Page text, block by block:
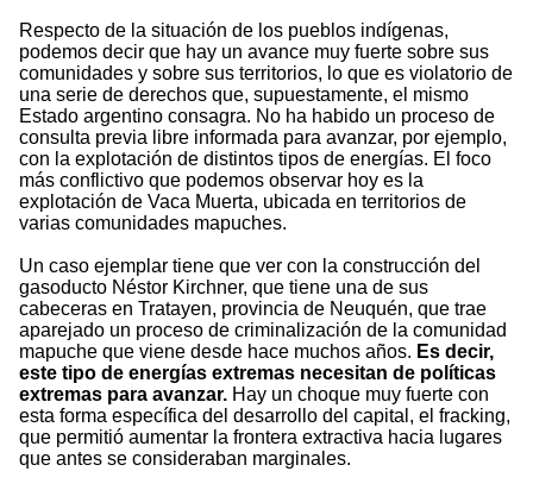
Respecto de la situación de los pueblos indígenas,
podemos decir que hay un avance muy fuerte sobre sus
comunidades y sobre sus territorios, lo que es violatorio de
una serie de derechos que, supuestamente, el mismo
Estado argentino consagra. No ha habido un proceso de
consulta previa libre informada para avanzar, por ejemplo,
con la explotación de distintos tipos de energías. El foco
más conflictivo que podemos observar hoy es la
explotación de Vaca Muerta, ubicada en territorios de
varias comunidades mapuches.
Un caso ejemplar tiene que ver con la construcción del
gasoducto Néstor Kirchner, que tiene una de sus
cabeceras en Tratayen, provincia de Neuquén, que trae
aparejado un proceso de criminalización de la comunidad
mapuche que viene desde hace muchos años. Es decir,
este tipo de energías extremas necesitan de políticas
extremas para avanzar. Hay un choque muy fuerte con
esta forma específica del desarrollo del capital, el fracking,
que permitió aumentar la frontera extractiva hacia lugares
que antes se consideraban marginales.